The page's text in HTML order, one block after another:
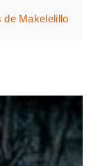
de Makelelillo